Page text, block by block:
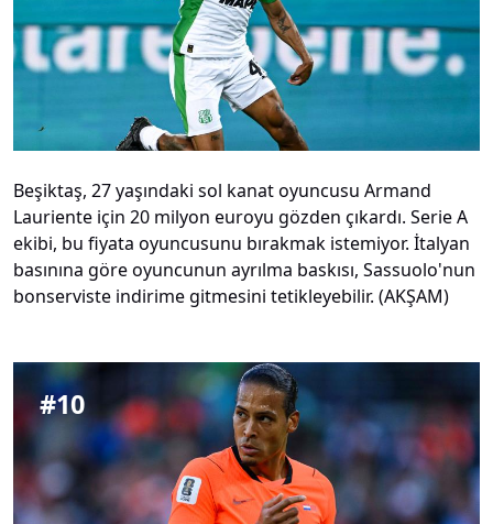
Beşiktaş, 27 yaşındaki sol kanat oyuncusu Armand
Lauriente için 20 milyon euroyu gözden çıkardı. Serie A
ekibi, bu fiyata oyuncusunu bırakmak istemiyor. İtalyan
basınına göre oyuncunun ayrılma baskısı, Sassuolo'nun
bonserviste indirime gitmesini tetikleyebilir. (AKŞAM)
#10